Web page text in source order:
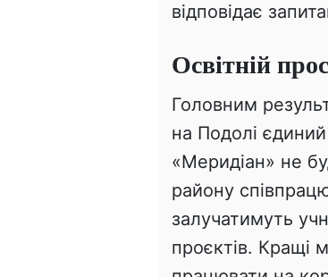
відповідає
Освітній
Головним
на Подолі
«Меридіан» не
району
залучатимуть
проєктів. Кращі